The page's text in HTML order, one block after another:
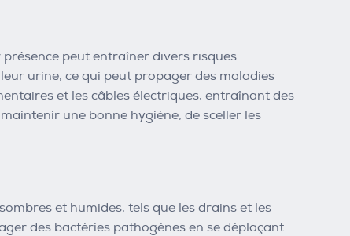
peut entraîner divers risques
urine, ce qui peut propager des maladies
et les câbles électriques, entraînant des
une bonne hygiène, de sceller les
et humides, tels que les drains et les
des bactéries pathogènes en se déplaçant